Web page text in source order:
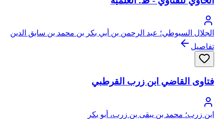
الجلال السيوطي؛ عبد الرحمن بن أبي بكر بن محمد بن سابق الدين
الخضيري السيوطي، جلال الدين
تفاصيل
فتاوى القاضي ابن زرب القرطبي
ابن زرب؛ محمد بن يبقى بن زرب، أبو بكر